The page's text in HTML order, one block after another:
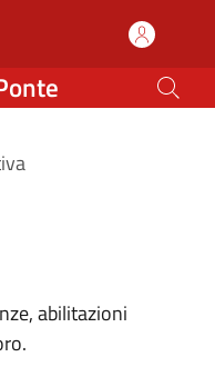
di
scheda).
abilitazioni